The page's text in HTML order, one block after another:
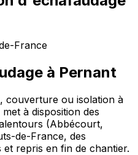
France
à Pernant
couverture ou isolation à
à disposition des
(Abbécourt,
de-France, des
repris en fin de chantier.